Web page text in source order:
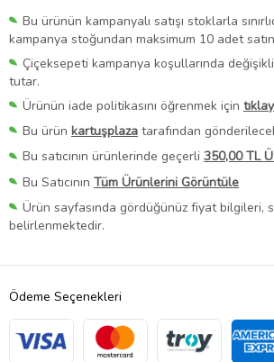
Bu ürünün kampanyalı satışı stoklarla
kampanya stoğundan maksimum 10 adet
Çiçeksepeti kampanya koşullarında
tutar.
Ürünün iade politikasını öğrenmek için
Bu ürün kartuşplaza tarafından
Bu satıcının ürünlerinde geçerli 350,00 TL
Bu Satıcının Tüm Ürünlerini Görüntüle
Ürün sayfasında gördüğünüz fiyat bilgileri,
belirlenmektedir.
Ödeme Seçenekleri